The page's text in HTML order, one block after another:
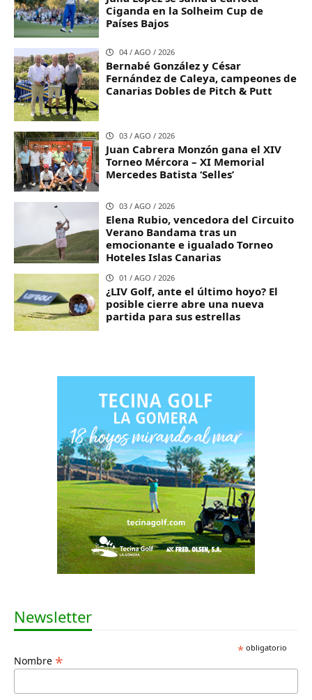
Ciganda en la Solheim Cup de
Países Bajos
04 / AGO / 2026
Bernabé González y César
Fernández de Caleya, campeones de
Canarias Dobles de Pitch & Putt
03 / AGO / 2026
Juan Cabrera Monzón gana el XIV
Torneo Mércora – XI Memorial
Mercedes Batista ‘Selles’
03 / AGO / 2026
Elena Rubio, vencedora del Circuito
Verano Bandama tras un
emocionante e igualado Torneo
Hoteles Islas Canarias
01 / AGO / 2026
¿LIV Golf, ante el último hoyo? El
posible cierre abre una nueva
partida para sus estrellas
Newsletter
*obligatorio
Nombre *